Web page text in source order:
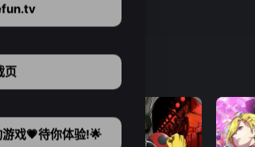
页
戏💗待你体验!🌟